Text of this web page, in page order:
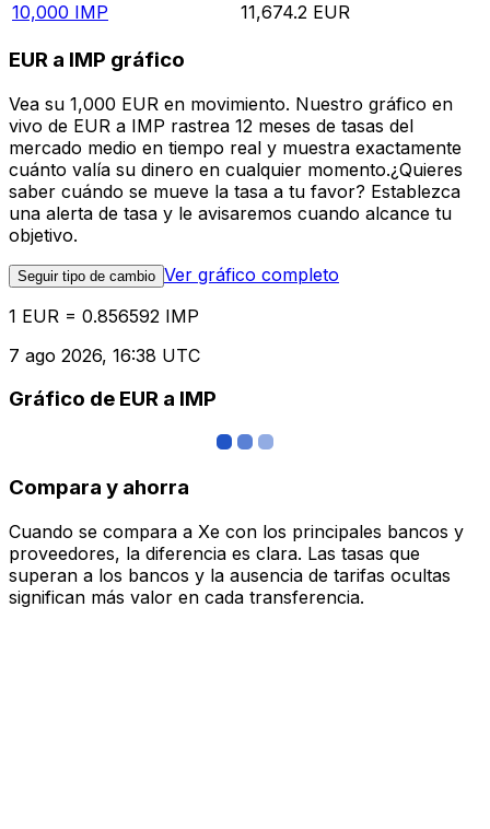
10,000 IMP 11,674.2 EUR
EUR a IMP gráfico
Vea su 1,000 EUR en movimiento. Nuestro gráfico en
vivo de EUR a IMP rastrea 12 meses de tasas del
mercado medio en tiempo real y muestra exactamente
cuánto valía su dinero en cualquier momento.¿Quieres
saber cuándo se mueve la tasa a tu favor? Establezca
una alerta de tasa y le avisaremos cuando alcance tu
objetivo.
Seguir tipo de cambio Ver gráfico completo
1 EUR = 0.856592 IMP
7 ago 2026, 16:38 UTC
Gráfico de EUR a IMP
Compara y ahorra
Cuando se compara a Xe con los principales bancos y
proveedores, la diferencia es clara. Las tasas que
superan a los bancos y la ausencia de tarifas ocultas
significan más valor en cada transferencia.